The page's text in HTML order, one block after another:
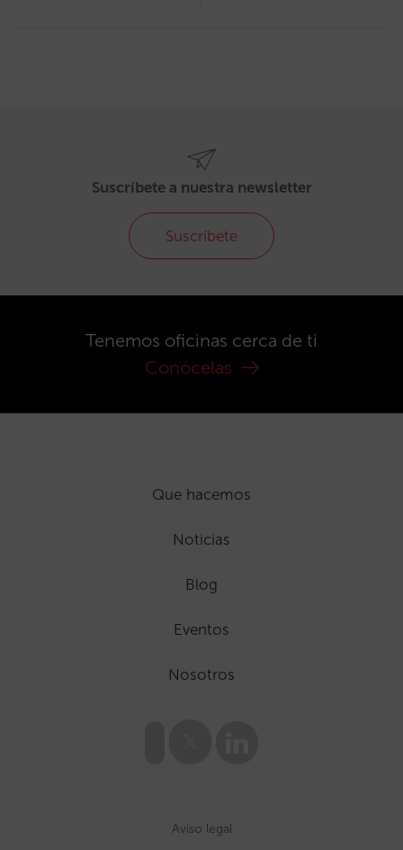
Suscríbete a nuestra newsletter
Suscríbete
Tenemos oficinas cerca de ti
Conócelas
Que hacemos
Noticias
Blog
Eventos
Nosotros
Aviso legal